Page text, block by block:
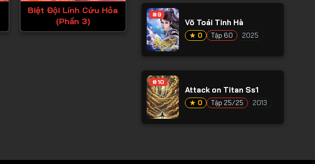
Biệt Đội Lính Cứu Hỏa
(Phần 3)
#9
Võ Toái Tinh Hà
★ 0 Tập 60 2025
#10
Attack on Titan Ss1
★ 0 Tập 25/25 2013